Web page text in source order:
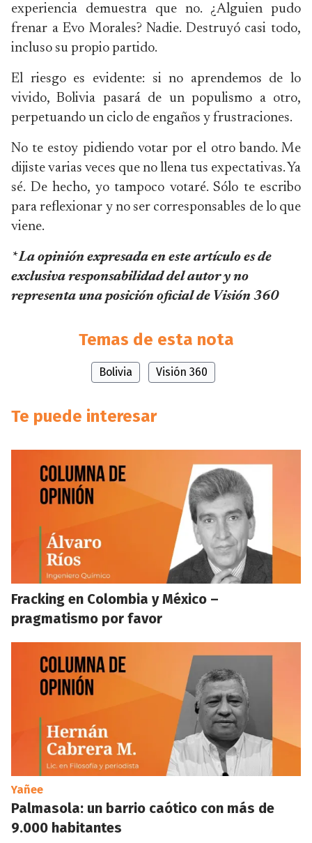
experiencia demuestra que no. ¿Alguien pudo
frenar a Evo Morales? Nadie. Destruyó casi todo,
incluso su propio partido.
El riesgo es evidente: si no aprendemos de lo
vivido, Bolivia pasará de un populismo a otro,
perpetuando un ciclo de engaños y frustraciones.
No te estoy pidiendo votar por el otro bando. Me
dijiste varias veces que no llena tus expectativas. Ya
sé. De hecho, yo tampoco votaré. Sólo te escribo
para reflexionar y no ser corresponsables de lo que
viene.
* La opinión expresada en este artículo es de
exclusiva responsabilidad del autor y no
representa una posición oficial de Visión 360
Temas de esta nota
Bolivia Visión 360
Te puede interesar
Fracking en Colombia y México –
pragmatismo por favor
Yañee
Palmasola: un barrio caótico con más de
9.000 habitantes